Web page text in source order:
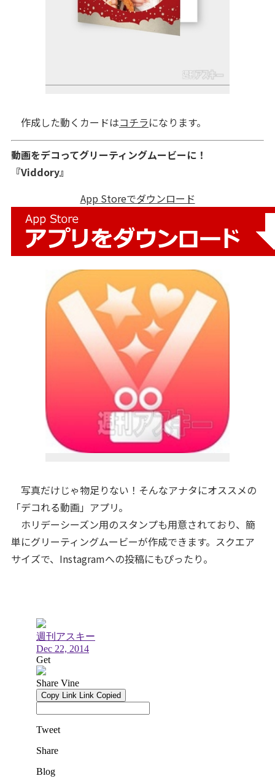
作成した動くカードはコチラになります。
動画をデコってグリーティングムービーに！
『Viddory』
App Storeでダウンロード
写真だけじゃ物足りない！そんなアナタにオススメの
「デコれる動画」アプリ。
ホリデーシーズン用のスタンプも用意されており、簡
単にグリーティングムービーが作成できます。スクエア
サイズで、Instagramへの投稿にもぴったり。